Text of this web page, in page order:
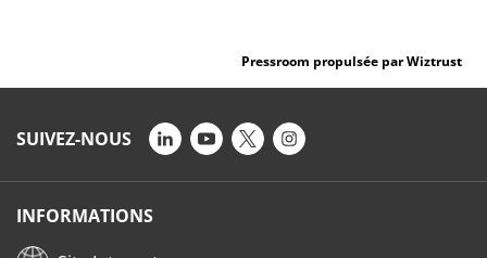
Pressroom propulsée par Wiztrust
SUIVEZ-NOUS
INFORMATIONS